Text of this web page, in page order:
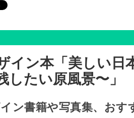
イン本「美しい日
したい原風景〜」
ン書籍や写真集、おす